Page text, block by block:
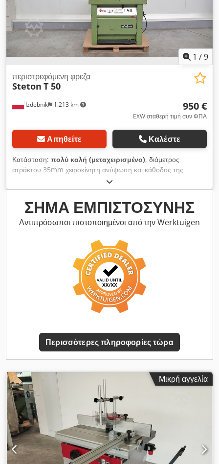
1 /9
Izdebnik 1.213 km
περιστρεφόμενη φρεζα
Steton T 50
950 €
EXW σταθερή τιμή συν ΦΠΑ
Αιτηθείτε Καλέστε
Κατάσταση: πολύ καλή (μεταχειρισμένο), διάμετρος
ατράκτου 35mm χειροκίνητη ανύψωση και κάθοδος της
ατράκτου ρυθμιζόμενη ταχύτητα ατράκτου:
2900/4750/7750/12300 σ.α.λ. Dwsdpfxszipbgs Al Soa
εκκίνηση αστέρα-τριγώνου
ΣΉΜΑ ΕΜΠΙΣΤΟΣΎΝΗΣ
Αντιπρόσωποι πιστοποιημένοι από την Werktuigen
Περισσότερες πληροφορίες τώρα
Μικρή αγγελία